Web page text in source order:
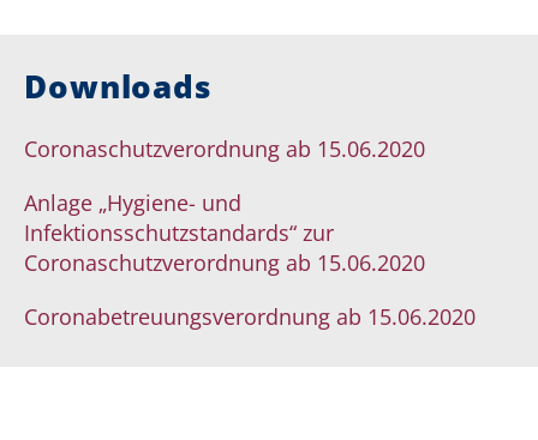
Downloads
Coronaschutzverordnung ab 15.06.2020
Anlage „Hygiene- und
Infektionsschutzstandards“ zur
Coronaschutzverordnung ab 15.06.2020
Coronabetreuungsverordnung ab 15.06.2020